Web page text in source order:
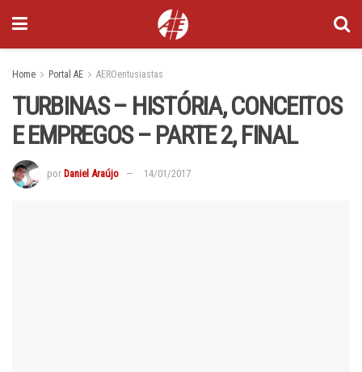
Home Portal AE AEROentusiastas
TURBINAS – HISTÓRIA, CONCEITOS
E EMPREGOS – PARTE 2, FINAL
por Daniel Araújo 14/01/2017